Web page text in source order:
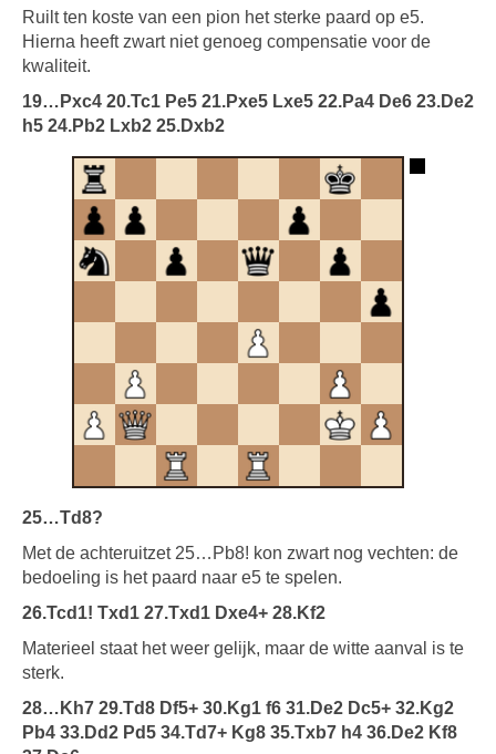
Ruilt ten koste van een pion het sterke paard op e5.
Hierna heeft zwart niet genoeg compensatie voor de
kwaliteit.
19…Pxc4 20.Tc1 Pe5 21.Pxe5 Lxe5 22.Pa4 De6 23.De2
h5 24.Pb2 Lxb2 25.Dxb2
25…Td8?
Met de achteruitzet 25…Pb8! kon zwart nog vechten: de
bedoeling is het paard naar e5 te spelen.
26.Tcd1! Txd1 27.Txd1 Dxe4+ 28.Kf2
Materieel staat het weer gelijk, maar de witte aanval is te
sterk.
28…Kh7 29.Td8 Df5+ 30.Kg1 f6 31.De2 Dc5+ 32.Kg2
Pb4 33.Dd2 Pd5 34.Td7+ Kg8 35.Txb7 h4 36.De2 Kf8